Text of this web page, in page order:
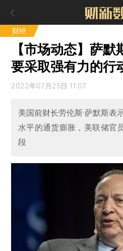
财经
【市场动态】萨
要采取强有力的行
2022年07月25日 11:07
美国前财长劳伦斯·萨默斯表
水平的通货膨胀，美联储官
段